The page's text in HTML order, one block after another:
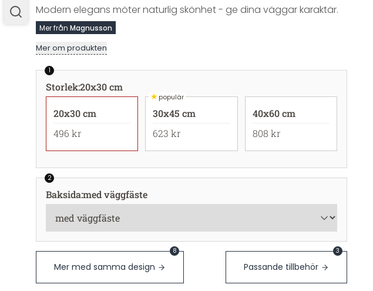
Modern elegans möter naturlig skönhet - ge dina väggar karaktär.
Mer från Magnusson
Mer om produkten
1
Storlek:20x30 cm
20x30 cm
496 kr
★populär
30x45 cm
623 kr
40x60 cm
808 kr
2
Baksida:med väggfäste
Mer med samma design
8
Passande tillbehör
3